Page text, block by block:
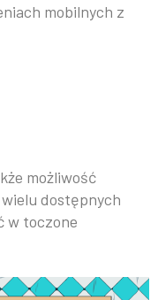
mobilnych z
możliwość
dostępnych
w toczone